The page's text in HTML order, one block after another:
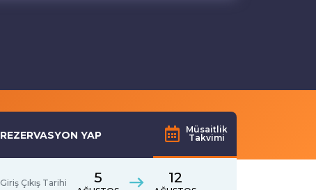
REZERVASYON YAP
Müsaitlik
Takvimi
Giriş Çıkış Tarihi 5 12